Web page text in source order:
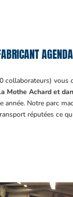
collaborateurs)
Mothe Achard et
année. Notre parc
réputées ce